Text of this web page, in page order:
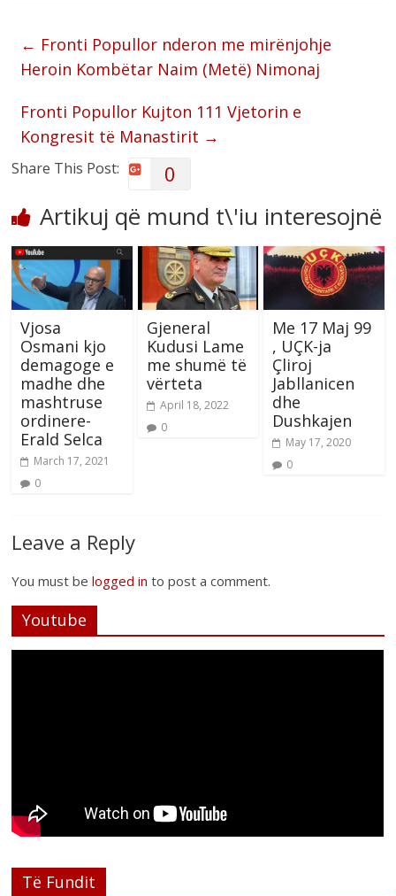
← Fronti Popullor nderon me mirënjohje
Heroin Kombëtar Naim (Metë) Nimonaj
Fronti Popullor Kujton 111 Vjetorin e
Kongresit të Manastirit →
Share This Post: 0
Artikuj që mund t\'iu interesojnë
Vjosa
Osmani kjo
demagoge e
madhe dhe
mashtruse
ordinere-
Erald Selca
March 17, 2021
0
Gjeneral
Kudusi Lame
me shumë të
vërteta
April 18, 2022
0
Me 17 Maj 99
, UÇK-ja
Çliroj
Jabllanicen
dhe
Dushkajen
May 17, 2020
0
Leave a Reply
You must belogged in to post a comment.
Youtube
Të Fundit